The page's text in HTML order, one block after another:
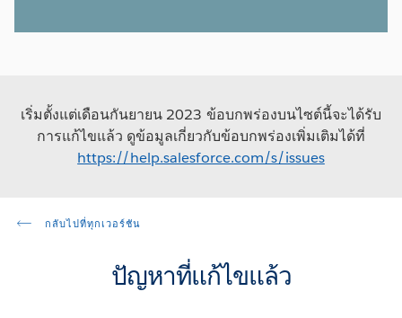
เริ่มตั้งแต่เดือนกันยายน 2023 ข้อบกพร่องบนไซต์นี้จะได้รับ
การแก้ไขแล้ว ดูข้อมูลเกี่ยวกับข้อบกพร่องเพิ่มเติมได้ที่
https://help.salesforce.com/s/issues
กลับไปที่ทุกเวอร์ชัน
ปัญหาที่แก้ไขแล้ว